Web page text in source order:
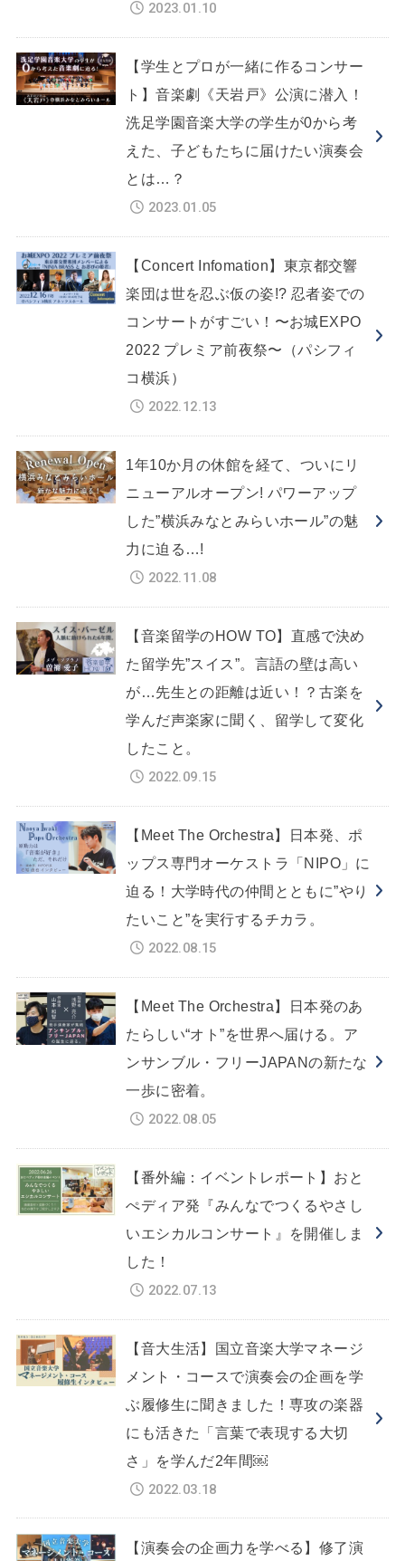
2023.01.10
【学生とプロが一緒に作るコンサー
ト】音楽劇《天岩戸》公演に潜入！
洗足学園音楽大学の学生が0から考
えた、子どもたちに届けたい演奏会
とは…？
2023.01.05
【Concert Infomation】東京都交響
楽団は世を忍ぶ仮の姿!? 忍者姿での
コンサートがすごい！〜お城EXPO
2022 プレミア前夜祭〜（パシフィ
コ横浜）
2022.12.13
1年10か月の休館を経て、ついにリ
ニューアルオープン! パワーアップ
した”横浜みなとみらいホール”の魅
力に迫る…!
2022.11.08
【音楽留学のHOW TO】直感で決め
た留学先”スイス”。言語の壁は高い
が…先生との距離は近い！？古楽を
学んだ声楽家に聞く、留学して変化
したこと。
2022.09.15
【Meet The Orchestra】日本発、ポ
ップス専門オーケストラ「NIPO」に
迫る！大学時代の仲間とともに”やり
たいこと”を実行するチカラ。
2022.08.15
【Meet The Orchestra】日本発のあ
たらしい“オト”を世界へ届ける。ア
ンサンブル・フリーJAPANの新たな
一歩に密着。
2022.08.05
【番外編：イベントレポート】おと
ぺディア発『みんなでつくるやさし
いエシカルコンサート』を開催しま
した！
2022.07.13
【音大生活】国立音楽大学マネージ
メント・コースで演奏会の企画を学
ぶ履修生に聞きました！専攻の楽器
にも活きた「言葉で表現する大切
さ」を学んだ2年間￼
2022.03.18
【演奏会の企画力を学べる】修了演